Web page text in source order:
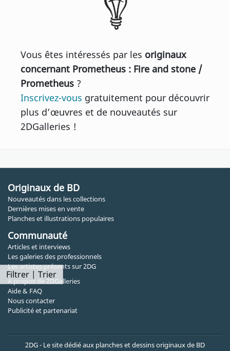
Filtrer | Trier
Vous êtes intéressés par les originaux
concernant Prometheus : Fire and stone /
Prometheus ?
Inscrivez-vous gratuitement pour découvrir
plus d’œuvres et de nouveautés sur
2DGalleries !
Originaux de BD
Nouveautés dans les collections
Dernières mises en vente
Planches et illustrations populaires
Communauté
Articles et interviews
Les galeries des professionnels
Les artistes présents sur 2DG
A propos de 2DGalleries
Aide & FAQ
Nous contacter
Publicité et partenariat
2DG - Le site dédié aux planches et dessins originaux de BD